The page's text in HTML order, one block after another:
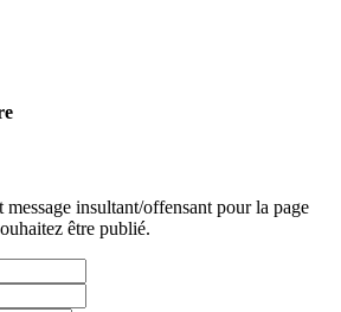
insultant/offensant pour la page
être publié.